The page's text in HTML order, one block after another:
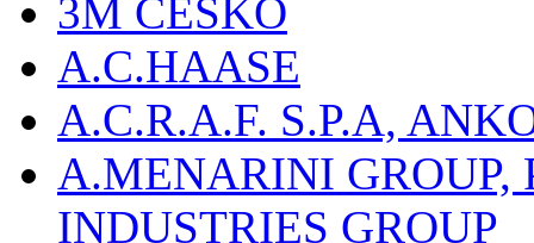
3M ČESKO
A.C.HAASE
A.C.R.A.F. S.P.A,
A.MENARINI
INDUSTRIES GROUP